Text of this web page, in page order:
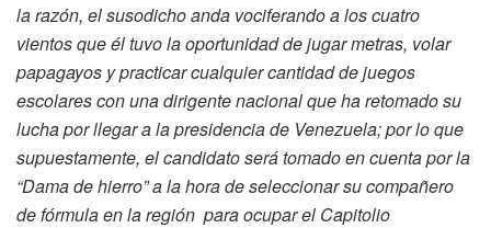
la razón, el susodicho anda vociferando a los cuatro
vientos que él tuvo la oportunidad de jugar metras, volar
papagayos y practicar cualquier cantidad de juegos
escolares con una dirigente nacional que ha retomado su
lucha por llegar a la presidencia de Venezuela; por lo que
supuestamente, el candidato será tomado en cuenta por la
“Dama de hierro” a la hora de seleccionar su compañero
de fórmula en la región para ocupar el Capitolio